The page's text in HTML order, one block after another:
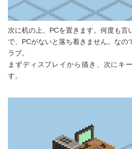
次に机の上、PCを置きます。何度も言
で、PCがないと落ち着きません。なの
ラブ。
まずディスプレイから描き、次にキ
す。